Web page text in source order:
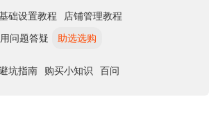
础设置教程
店铺管理教程
问题答疑 助选选购
坑指南 购买小知识 百问